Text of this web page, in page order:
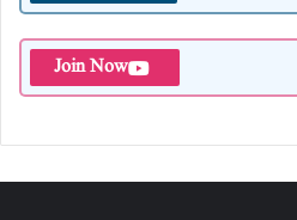
Join Now